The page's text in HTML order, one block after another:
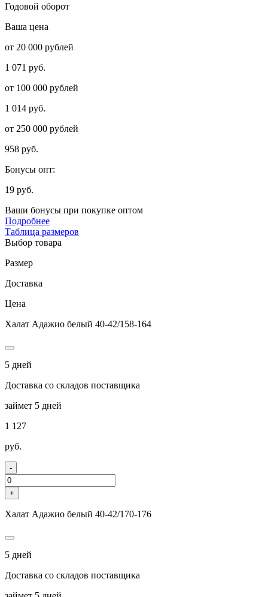
Годовой оборот
Ваша цена
от 20 000 рублей
1 071 руб.
от 100 000 рублей
1 014 руб.
от 250 000 рублей
958 руб.
Бонусы опт:
19 руб.
Ваши бонусы при покупке оптом
Подробнее
Таблица размеров
Выбор товара
Размер
Доставка
Цена
Халат Адажио белый 40-42/158-164
5 дней
Доставка со складов поставщика
займет 5 дней
1 127
руб.
-
+
Халат Адажио белый 40-42/170-176
5 дней
Доставка со складов поставщика